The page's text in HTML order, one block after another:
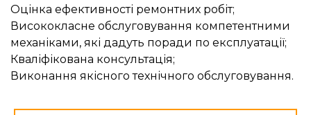
Оцінка ефективності ремонтних робіт;
Висококласне обслуговування компетентними
механіками, які дадуть поради по експлуатації;
Кваліфікована консультація;
Виконання якісного технічного обслуговування.